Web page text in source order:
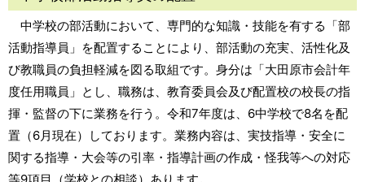
中学校の部活動において、専門的な知識・技能を有する「部
活動指導員」を配置することにより、部活動の充実、活性化及
び教職員の負担軽減を図る取組です。身分は「大田原市会計年
度任用職員」とし、職務は、教育委員会及び配置校の校長の指
揮・監督の下に業務を行う。令和7年度は、6中学校で8名を配
置（6月現在）しております。業務内容は、実技指導・安全に
関する指導・大会等の引率・指導計画の作成・怪我等への対応